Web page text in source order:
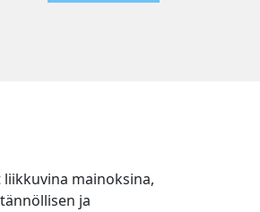
mainoksina,
ja